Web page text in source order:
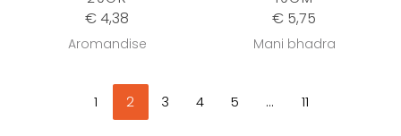
€ 4,38
Aromandise
€ 5,75
Mani bhadra
1 2 3 4 5 ... 11